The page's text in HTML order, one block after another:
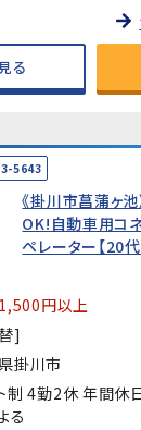
る
5643
《掛川市菖蒲ヶ
OK!自動車用コ
ペレーター【20
円以上
]
掛川市
制 4勤2休 年間休
る